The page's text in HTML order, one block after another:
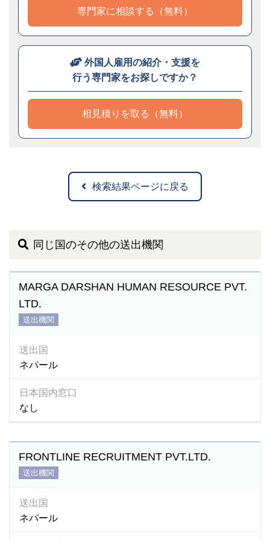
専門家に相談する（無料）
外国人雇用の紹介・支援を
行う専門家をお探しですか？
相見積りを取る（無料）
検索結果ページに戻る
同じ国のその他の送出機関
MARGA DARSHAN HUMAN RESOURCE PVT.
LTD.
送出機関
送出国
ネパール
日本国内窓口
なし
FRONTLINE RECRUITMENT PVT.LTD.
送出機関
送出国
ネパール